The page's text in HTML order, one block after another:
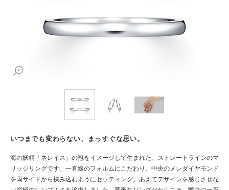
いつまでも変わらない、まっすぐな思い。
海の妖精「ネレイス」の冠をイメージして生まれた、ストレートラインのマ
リッジリングです。一直線のフォルムにこだわり、中央のメレダイヤモンド
を両サイドから挟み込むようにセッティング。あえてデザインを感じさせな